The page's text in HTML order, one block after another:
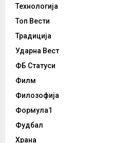
Технологија
Топ Вести
Традиција
Ударна Вест
ФБ Статуси
Филм
Филозофија
Формула1
Фудбал
Храна